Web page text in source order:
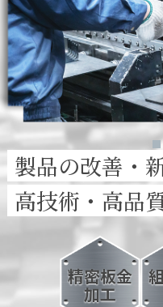
製品の改善・
高技術・高品
精密板金
加工